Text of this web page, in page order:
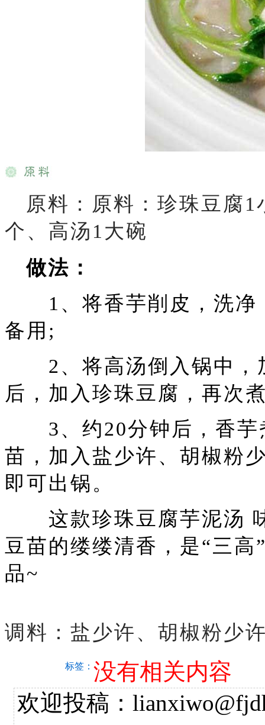
原料：原料：珍珠豆腐1
个、高汤1大碗
做法：
1、将香芋削皮，洗净
备用;
2、将高汤倒入锅中，
后，加入珍珠豆腐，再次
3、约20分钟后，香芋
苗，加入盐少许、胡椒粉
即可出锅。
这款珍珠豆腐芋泥汤
豆苗的缕缕清香，是“三
品~
调料：盐少许、胡椒粉少
标签： 没有相关内容
欢迎投稿：